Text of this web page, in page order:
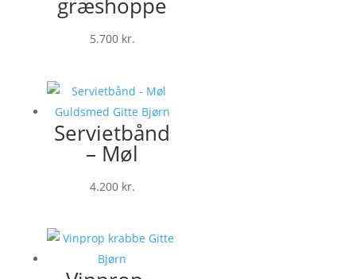
5.700 kr.
Servietbånd
– Møl
4.200 kr.